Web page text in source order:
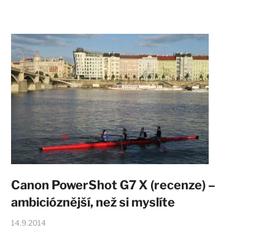
Canon PowerShot G7 X (recenze) –
ambicióznější, než si myslíte
14.9.2014